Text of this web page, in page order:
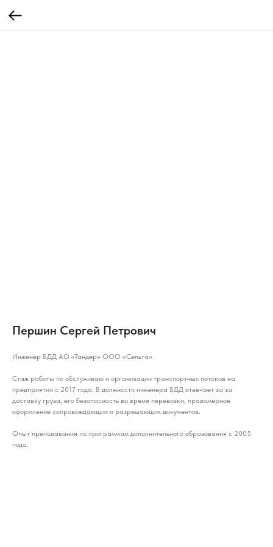
Першин Сергей Петрович
Инженер БДД АО «Тандер» ООО «Сельта»
Стаж работы по обслуживаю и организации транспортных потоков на
предприятии с 2017 года. В должности инженера БДД отвечает за за
доставку груза, его безопасность во время перевозки, правомерное
оформление сопровождающих и разрешающих документов.
Опыт преподавания по программам дополнительного образования с 2005
года.